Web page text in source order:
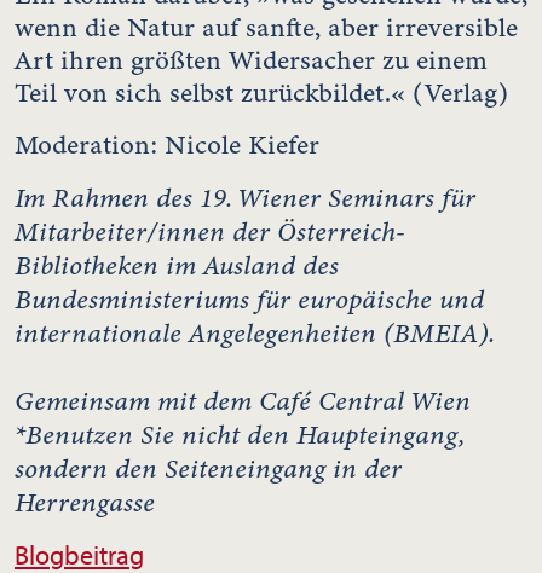
wenn die Natur auf sanfte, aber irreversible
Art ihren größten Widersacher zu einem
Teil von sich selbst zurückbildet.« (Verlag)
Moderation: Nicole Kiefer
Im Rahmen des 19. Wiener Seminars für
Mitarbeiter/innen der Österreich-
Bibliotheken im Ausland des
Bundesministeriums für europäische und
internationale Angelegenheiten (BMEIA).
Gemeinsam mit dem Café Central Wien
*Benutzen Sie nicht den Haupteingang,
sondern den Seiteneingang in der
Herrengasse
Blogbeitrag